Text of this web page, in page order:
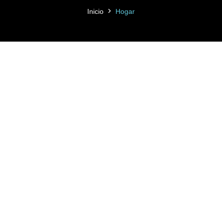
Inicio Hogar